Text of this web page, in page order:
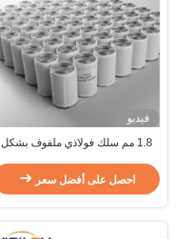
فيديو
1.8 مم سلك فولاذي ملفوف بشكل
المخصص
احصل على أفضل سعر